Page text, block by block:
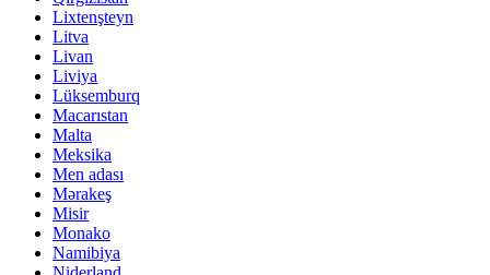
Lixtenşteyn
Litva
Livan
Liviya
Lüksemburq
Macarıstan
Malta
Meksika
Men adası
Mərakeş
Misir
Monako
Namibiya